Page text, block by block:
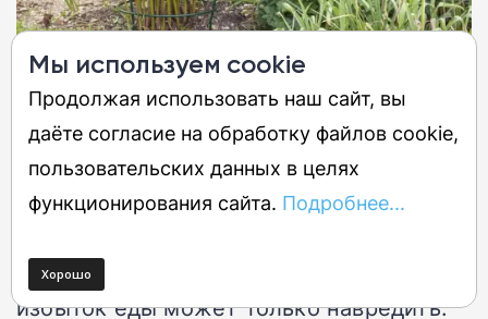
3. Внесите удобрения, если вы
этого еще не сделали
Опытные люди уже проверили почву и
сделали, не повторяйте процедуру, ведь
избыток еды может только навредить.
Мы используем cookie
Продолжая использовать наш сайт, вы
даёте согласие на обработку файлов cookie,
пользовательских данных в целях
функционирования сайта. Подробнее...